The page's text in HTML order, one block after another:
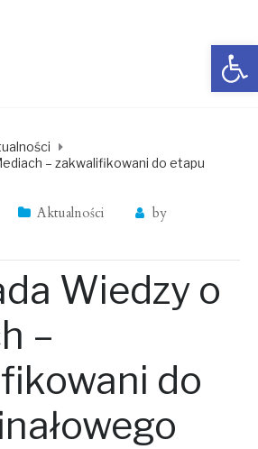
Open toolbar
– zakwalifikowani do etapu
Aktualności
by
Wiedzy o
–
do